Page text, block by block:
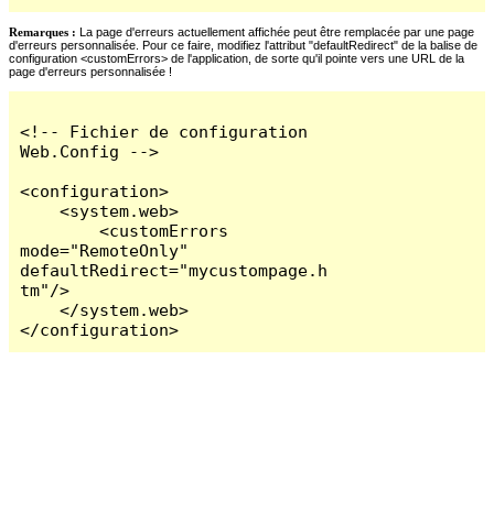
Remarques : La page d'erreurs actuellement affichée peut être remplacée par une page
d'erreurs personnalisée. Pour ce faire, modifiez l'attribut "defaultRedirect" de la balise de
configuration <customErrors> de l'application, de sorte qu'il pointe vers une URL de la
page d'erreurs personnalisée !
<!-- Fichier de configuration
Web.Config -->
<configuration>
    <system.web>
        <customErrors
mode="RemoteOnly"
defaultRedirect="mycustompage.h
tm"/>
    </system.web>
</configuration>